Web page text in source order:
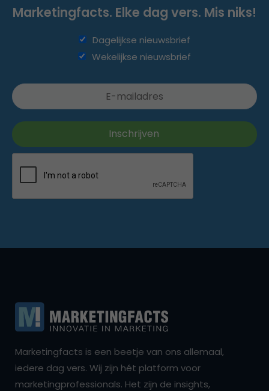
Marketingfacts. Elke dag vers. Mis niks!
Dagelijkse nieuwsbrief
Wekelijkse nieuwsbrief
Marketingfacts is een beetje van ons allemaal,
iedere dag vers. Wij zijn hét platform voor
marketingprofessionals. Het zijn de insights,